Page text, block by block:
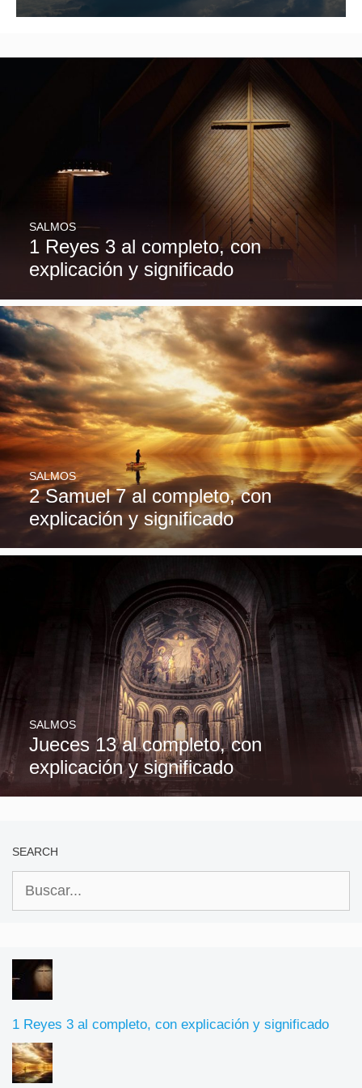
1 Reyes 3 al completo, con
explicación y significado
SALMOS
2 Samuel 7 al completo, con
explicación y significado
SALMOS
Jueces 13 al completo, con
explicación y significado
SALMOS
SEARCH
1 Reyes 3 al completo, con explicación y significado